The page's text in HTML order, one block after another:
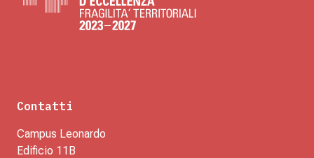
Contatti
Campus Leonardo
Edificio 11B